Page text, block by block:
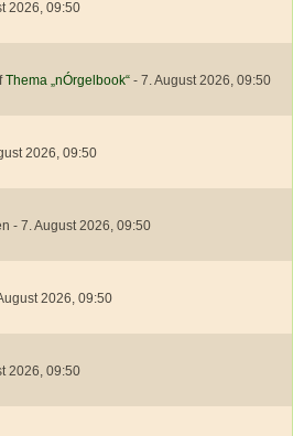
2026, 09:50
Thema „nÓrgelbook“ - 7. August 2026, 09:50
2026, 09:50
- 7. August 2026, 09:50
2026, 09:50
2026, 09:50